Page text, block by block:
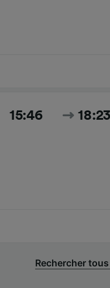
15:46 18:23
Rechercher